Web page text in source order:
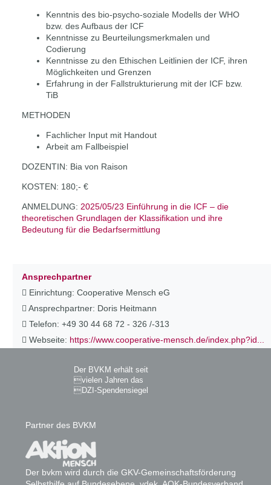
Kenntnis des bio-psycho-soziale Modells der WHO
bzw. des Aufbaus der ICF
Kenntnisse zu Beurteilungsmerkmalen und
Codierung
Kenntnisse zu den Ethischen Leitlinien der ICF, ihren
Möglichkeiten und Grenzen
Erfahrung in der Fallstrukturierung mit der ICF bzw.
TiB
METHODEN
Fachlicher Input mit Handout
Arbeit am Fallbeispiel
DOZENTIN: Bia von Raison
KOSTEN: 180;- €
ANMELDUNG: 2025/05/23 Einführung in die ICF – die
theoretischen Grundlagen der Klassifikation und ihre
Bedeutung für die Bedarfsermittlung
Ansprechpartner
Einrichtung: Cooperative Mensch eG
Ansprechpartner: Doris Heitmann
Telefon: +49 30 44 68 72 - 326 /-313
Webseite: https://www.cooperative-mensch.de/index.php?id...
Der BVKM erhält seit
vielen Jahren das
DZI-Spendensiegel
Partner des BVKM
Der bvkm wird durch die GKV-Gemeinschaftsförderung